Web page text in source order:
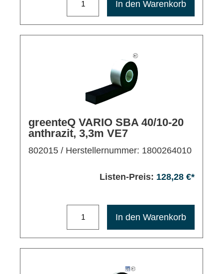
In den Warenkorb
greenteQ VARIO SBA 40/10-20
anthrazit, 3,3m VE7
802015 / Herstellernummer: 1800264010
Listen-Preis: 128,28 €*
In den Warenkorb